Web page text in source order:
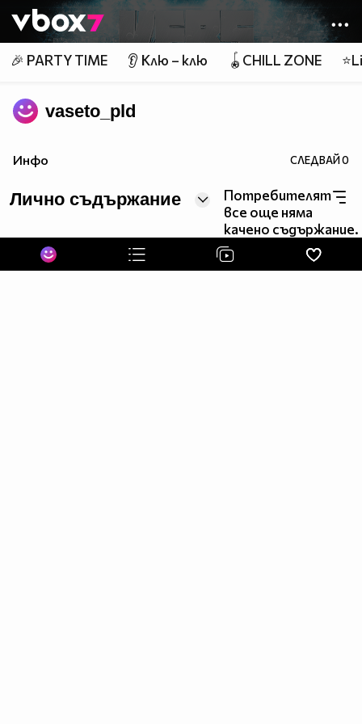
👾
🎉 PARTY TIME 👂 Клю – клю 🪀CHILL ZONE
vaseto_pld
Инфо СЛЕДВАЙ0
Лично съдържание
Потребителят
все още няма
качено съдържание.